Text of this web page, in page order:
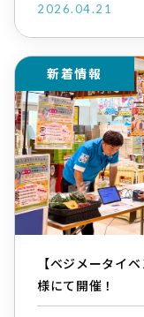
2026.04.21
新着情報
【ベジメータイ
様にて開催！